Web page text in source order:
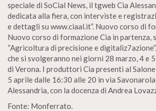
speciale di SoCial News, il tgweb Cia
dedicata alla fiera, con interviste e
e dettagli su www.ciaal.it”. Nuovo corso di
Nuovo corso di formazione Cia in partenza,
“Agricoltura di precisione e
che si svolgeranno nei giorni 28 marzo, 4 e
di Verona. I produttori Cia presenti al
5 aprile dalle 16:30 alle 20 in via
Alessandria, con la docenza di Andrea
Fonte: Monferrato.